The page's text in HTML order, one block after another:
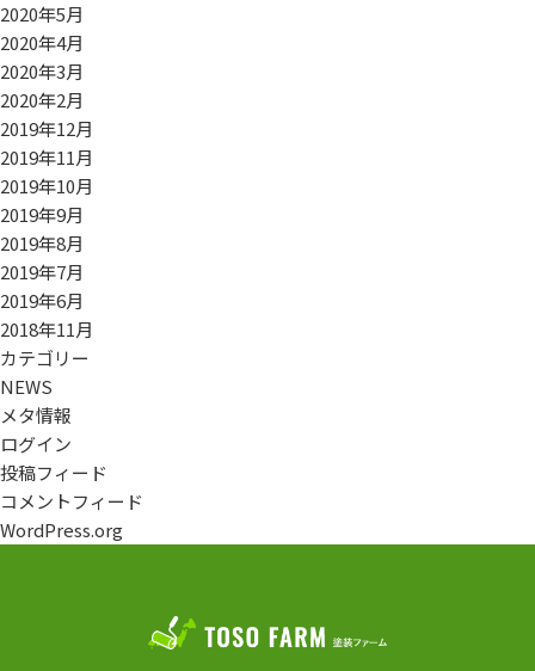
2020年5月
2020年4月
2020年3月
2020年2月
2019年12月
2019年11月
2019年10月
2019年9月
2019年8月
2019年7月
2019年6月
2018年11月
カテゴリー
NEWS
メタ情報
ログイン
投稿フィード
コメントフィード
WordPress.org